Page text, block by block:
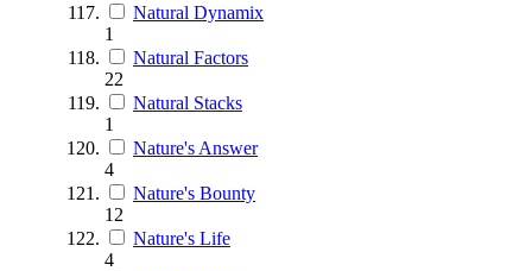
Natural Dynamix
1
Natural Factors
22
Natural Stacks
1
Nature's Answer
4
Nature's Bounty
12
Nature's Life
4